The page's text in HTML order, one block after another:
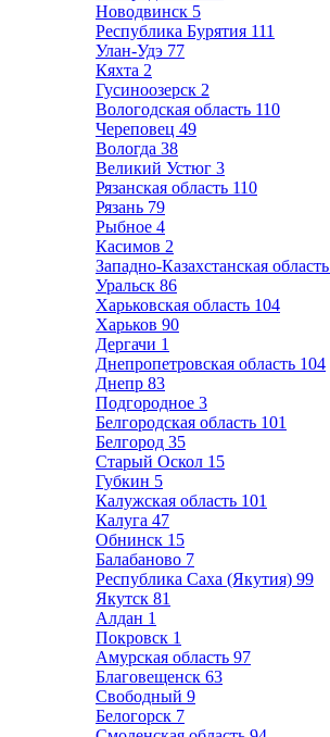
Новодвинск 5
Республика Бурятия 111
Улан-Удэ 77
Кяхта 2
Гусиноозерск 2
Вологодская область 110
Череповец 49
Вологда 38
Великий Устюг 3
Рязанская область 110
Рязань 79
Рыбное 4
Касимов 2
Западно-Казахстанская область
Уральск 86
Харьковская область 104
Харьков 90
Дергачи 1
Днепропетровская область 104
Днепр 83
Подгородное 3
Белгородская область 101
Белгород 35
Старый Оскол 15
Губкин 5
Калужская область 101
Калуга 47
Обнинск 15
Балабаново 7
Республика Саха (Якутия) 99
Якутск 81
Алдан 1
Покровск 1
Амурская область 97
Благовещенск 63
Свободный 9
Белогорск 7